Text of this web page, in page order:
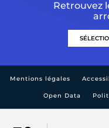
Retrouvez
Mentions légales
Open Data